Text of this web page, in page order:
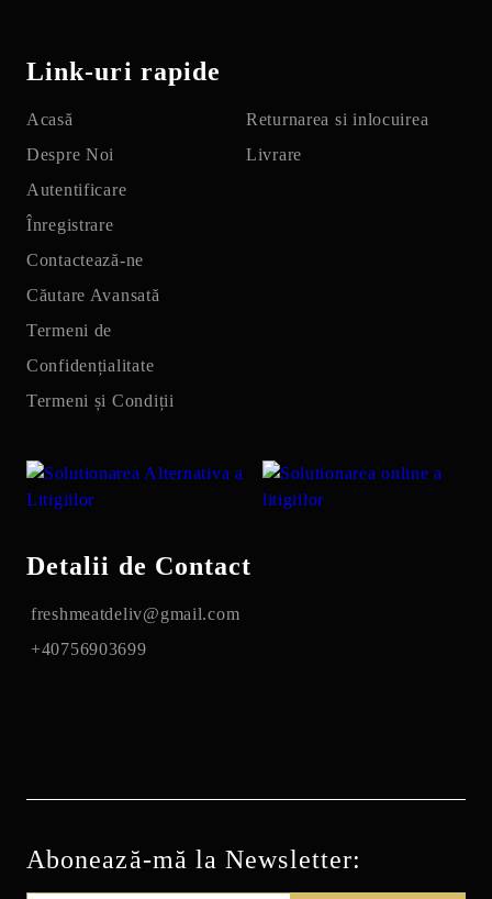
Link-uri rapide
Acasă
Despre Noi
Autentificare
Înregistrare
Contactează-ne
Căutare Avansată
Termeni de
Confidențialitate
Termeni și Condiții
Returnarea si inlocuirea
Livrare
Detalii de Contact
freshmeatdeliv@gmail.com
+40756903699
Abonează-mă la Newsletter: